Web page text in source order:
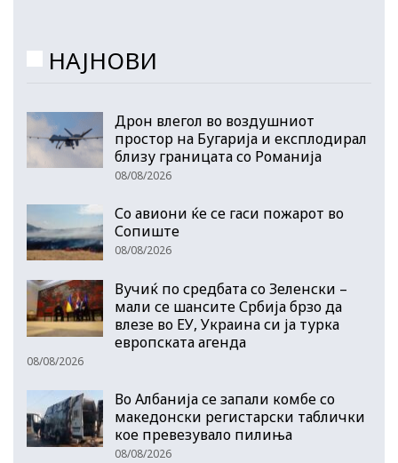
НАЈНОВИ
Дрон влегол во воздушниот
простор на Бугарија и експлодирал
близу границата со Романија
08/08/2026
Со авиони ќе се гаси пожарот во
Сопиште
08/08/2026
Вучиќ по средбата со Зеленски –
мали се шансите Србија брзо да
влезе во ЕУ, Украина си ја турка
европската агенда
08/08/2026
Во Албанија се запали комбе со
македонски регистарски таблички
кое превезувало пилиња
08/08/2026